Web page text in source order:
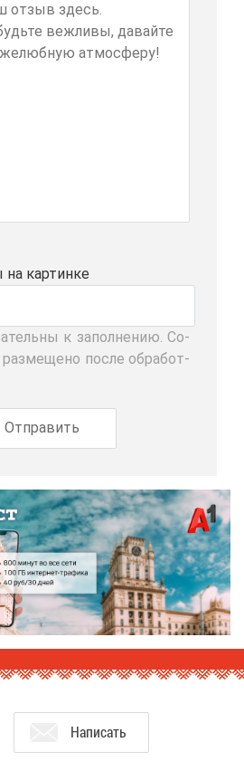
кар­тин­ке
к за­пол­не­нию. Со­
по­сле об­ра­бот­
На­пи­сать